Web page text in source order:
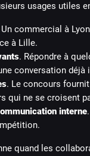
usages utiles
commercial à
à Lille.
. Répondre à
conversation déjà
. Le concours
qui ne se croisent
interne
quand les